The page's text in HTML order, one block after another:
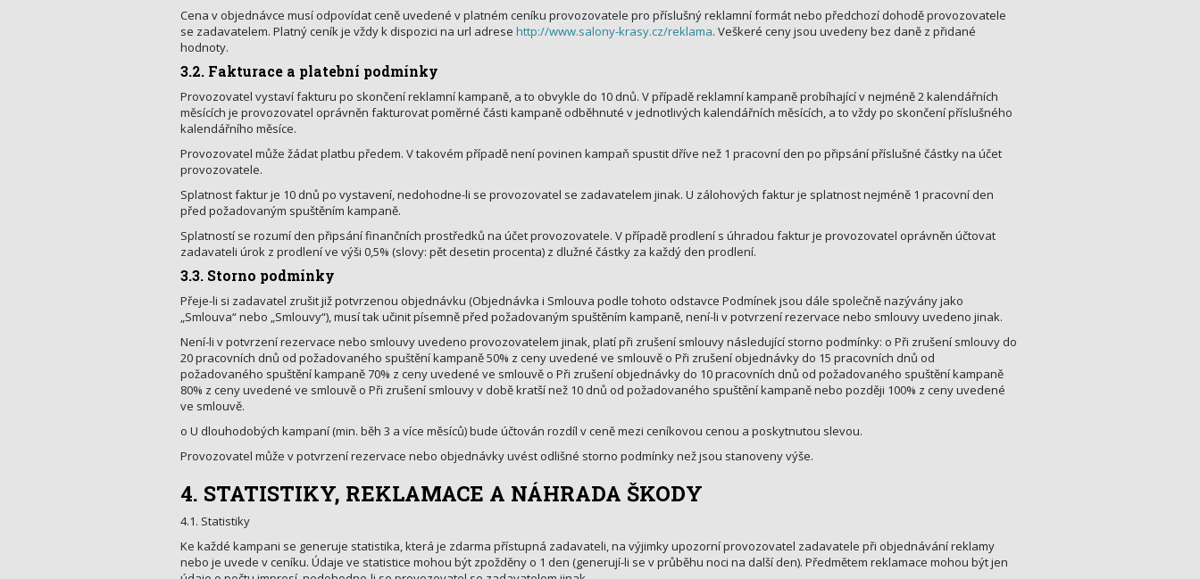
Cena v objednávce musí odpovídat ceně uvedené v platném ceníku provozovatele pro příslušný reklamní formát nebo předchozí dohodě provozovatele
se zadavatelem. Platný ceník je vždy k dispozici na url adrese http://www.salony-krasy.cz/reklama. Veškeré ceny jsou uvedeny bez daně z přidané
hodnoty.
3.2. Fakturace a platební podmínky
Provozovatel vystaví fakturu po skončení reklamní kampaně, a to obvykle do 10 dnů. V případě reklamní kampaně probíhající v nejméně 2 kalendářních
měsících je provozovatel oprávněn fakturovat poměrné části kampaně odběhnuté v jednotlivých kalendářních měsících, a to vždy po skončení příslušného
kalendářního měsíce.
Provozovatel může žádat platbu předem. V takovém případě není povinen kampaň spustit dříve než 1 pracovní den po připsání příslušné částky na účet
provozovatele.
Splatnost faktur je 10 dnů po vystavení, nedohodne-li se provozovatel se zadavatelem jinak. U zálohových faktur je splatnost nejméně 1 pracovní den
před požadovaným spuštěním kampaně.
Splatností se rozumí den připsání finančních prostředků na účet provozovatele. V případě prodlení s úhradou faktur je provozovatel oprávněn účtovat
zadavateli úrok z prodlení ve výši 0,5% (slovy: pět desetin procenta) z dlužné částky za každý den prodlení.
3.3. Storno podmínky
Přeje-li si zadavatel zrušit již potvrzenou objednávku (Objednávka i Smlouva podle tohoto odstavce Podmínek jsou dále společně nazývány jako
„Smlouva“ nebo „Smlouvy“), musí tak učinit písemně před požadovaným spuštěním kampaně, není-li v potvrzení rezervace nebo smlouvy uvedeno jinak.
Není-li v potvrzení rezervace nebo smlouvy uvedeno provozovatelem jinak, platí při zrušení smlouvy následující storno podmínky: o Při zrušení smlouvy do
20 pracovních dnů od požadovaného spuštění kampaně 50% z ceny uvedené ve smlouvě o Při zrušení objednávky do 15 pracovních dnů od
požadovaného spuštění kampaně 70% z ceny uvedené ve smlouvě o Při zrušení objednávky do 10 pracovních dnů od požadovaného spuštění kampaně
80% z ceny uvedené ve smlouvě o Při zrušení smlouvy v době kratší než 10 dnů od požadovaného spuštění kampaně nebo později 100% z ceny uvedené
ve smlouvě.
o U dlouhodobých kampaní (min. běh 3 a více měsíců) bude účtován rozdíl v ceně mezi ceníkovou cenou a poskytnutou slevou.
Provozovatel může v potvrzení rezervace nebo objednávky uvést odlišné storno podmínky než jsou stanoveny výše.
4. STATISTIKY, REKLAMACE A NÁHRADA ŠKODY
4.1. Statistiky
Ke každé kampani se generuje statistika, která je zdarma přístupná zadavateli, na výjimky upozorní provozovatel zadavatele při objednávání reklamy
nebo je uvede v ceníku. Údaje ve statistice mohou být zpožděny o 1 den (generují-li se v průběhu noci na další den). Předmětem reklamace mohou být jen